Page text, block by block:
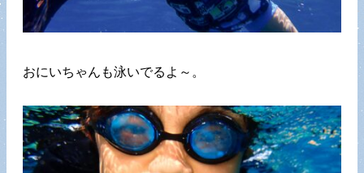
おにいちゃんも泳いでるよ～。